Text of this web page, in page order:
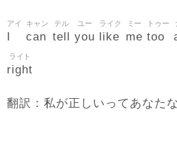
I
アイ
can
キャン
tell
テル
you
ユー
like
ライク
me
ミー
too
トゥー
right
ライト
翻訳：私が正しいってあなた